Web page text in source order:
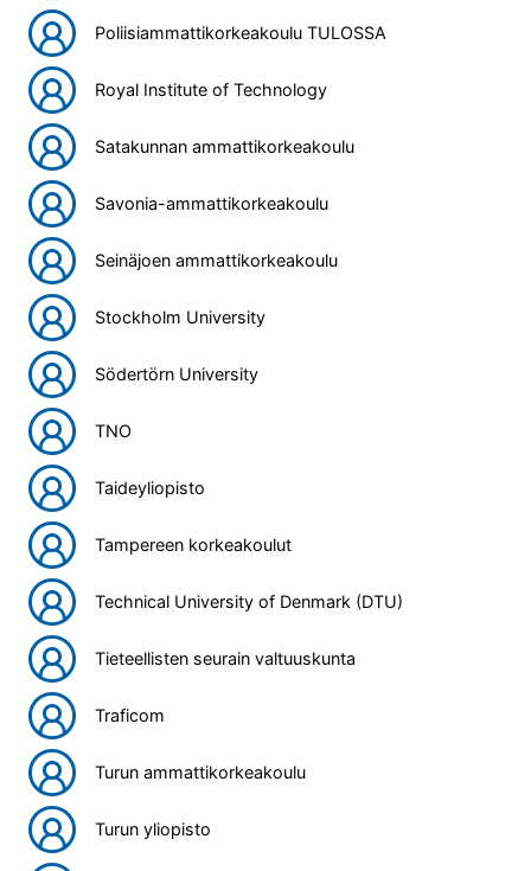
Poliisiammattikorkeakoulu TULOSSA
Royal Institute of Technology
Satakunnan ammattikorkeakoulu
Savonia-ammattikorkeakoulu
Seinäjoen ammattikorkeakoulu
Stockholm University
Södertörn University
TNO
Taideyliopisto
Tampereen korkeakoulut
Technical University of Denmark (DTU)
Tieteellisten seurain valtuuskunta
Traficom
Turun ammattikorkeakoulu
Turun yliopisto